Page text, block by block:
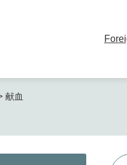
本
献血